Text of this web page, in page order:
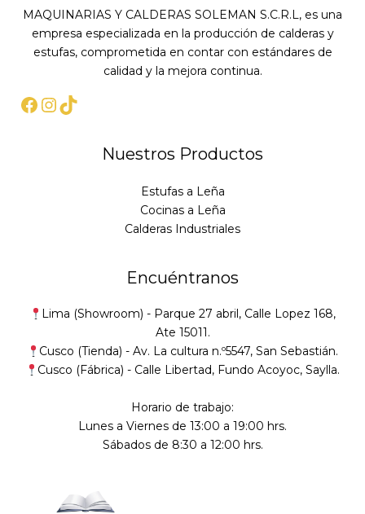
MAQUINARIAS Y CALDERAS SOLEMAN S.C.R.L, es una
empresa especializada en la producción de calderas y
estufas, comprometida en contar con estándares de
calidad y la mejora continua.
Nuestros Productos
Estufas a Leña
Cocinas a Leña
Calderas Industriales
Encuéntranos
Lima (Showroom) - Parque 27 abril, Calle Lopez 168,
Ate 15011.
Cusco (Tienda) -Av. La cultura n.º5547, San Sebastián.
Cusco (Fábrica) - Calle Libertad, Fundo Acoyoc, Saylla.
Horario de trabajo:
Lunes a Viernes de 13:00 a 19:00 hrs.
Sábados de 8:30 a 12:00 hrs.